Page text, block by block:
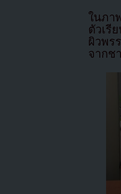
ในภา
ตัวเรี
ผิวพร
จากช